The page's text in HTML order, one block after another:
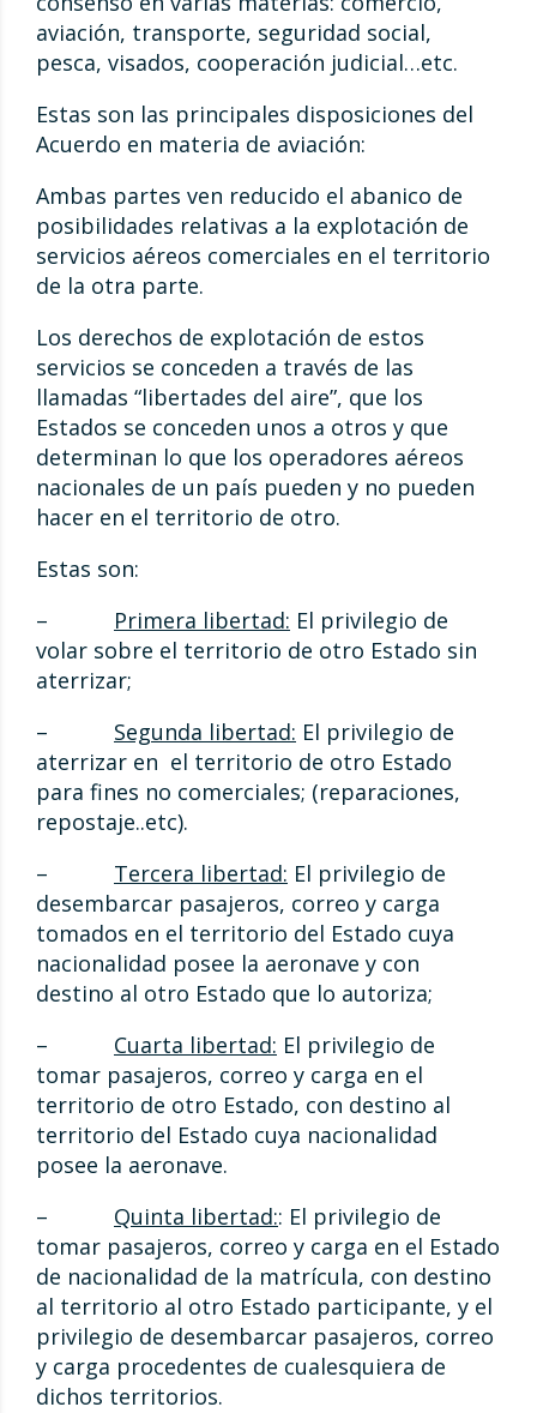
aviación, transporte, seguridad social,
pesca, visados, cooperación judicial…etc.
Estas son las principales disposiciones del
Acuerdo en materia de aviación:
Ambas partes ven reducido el abanico de
posibilidades relativas a la explotación de
servicios aéreos comerciales en el territorio
de la otra parte.
Los derechos de explotación de estos
servicios se conceden a través de las
llamadas “libertades del aire”, que los
Estados se conceden unos a otros y que
determinan lo que los operadores aéreos
nacionales de un país pueden y no pueden
hacer en el territorio de otro.
Estas son:
– Primera libertad: El privilegio de
volar sobre el territorio de otro Estado sin
aterrizar;
– Segunda libertad: El privilegio de
aterrizar en el territorio de otro Estado
para fines no comerciales; (reparaciones,
repostaje..etc).
– Tercera libertad: El privilegio de
desembarcar pasajeros, correo y carga
tomados en el territorio del Estado cuya
nacionalidad posee la aeronave y con
destino al otro Estado que lo autoriza;
– Cuarta libertad: El privilegio de
tomar pasajeros, correo y carga en el
territorio de otro Estado, con destino al
territorio del Estado cuya nacionalidad
posee la aeronave.
– Quinta libertad:: El privilegio de
tomar pasajeros, correo y carga en el Estado
de nacionalidad de la matrícula, con destino
al territorio al otro Estado participante, y el
privilegio de desembarcar pasajeros, correo
y carga procedentes de cualesquiera de
dichos territorios.